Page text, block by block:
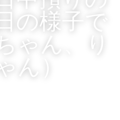
の様子で
ゃん、り
ん